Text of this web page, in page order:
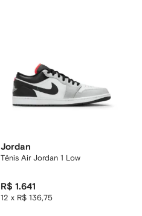
Jordan
Tênis Air Jordan 1 Low
R$ 1.641
12 x R$ 136,75